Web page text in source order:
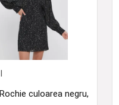
culoarea negru,